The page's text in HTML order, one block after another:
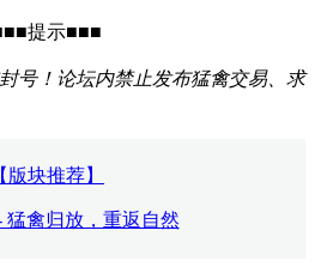
提示■■■
号！论坛内禁止发布猛禽交易、求
【版块推荐】
猛禽归放，重返自然